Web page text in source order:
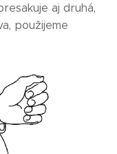
aj druhá,
použijeme